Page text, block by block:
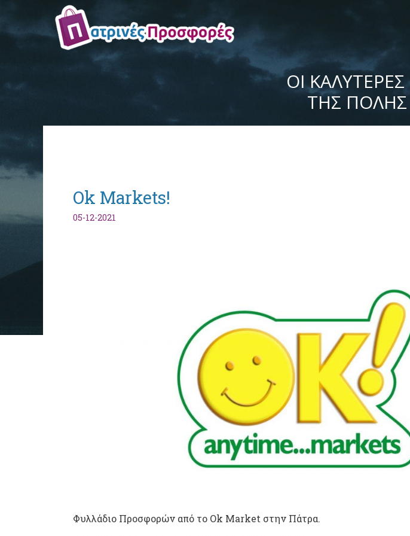
ΟΙ
ΤΗΣ ΠΟΛΗΣ
Ok Markets!
05-12-2021
Φυλλάδιο Προσφορών από το Ok Market στην Πάτρα.